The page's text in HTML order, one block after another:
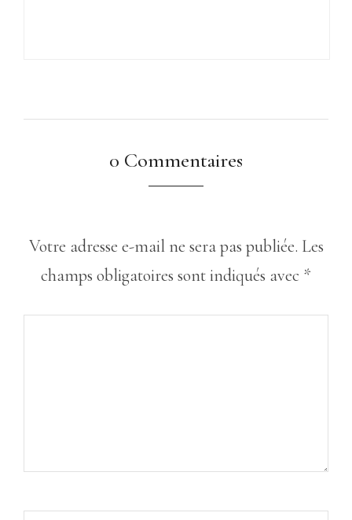
0 Commentaires
Votre adresse e-mail ne sera pas publiée. Les
champs obligatoires sont indiqués avec *